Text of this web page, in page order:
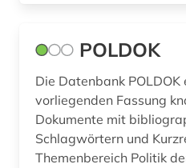
klimaänderung (1)
kolonialismus (2)
konflikt (1)
POLDOK
Die Datenbank
vorliegenden Fassung
Dokumente mit
Schlagwörtern und
Themenbereich Politik